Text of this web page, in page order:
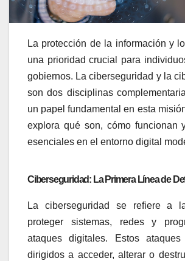
La protección de la información y
una prioridad crucial para
gobiernos. La ciberseguridad y la
son dos disciplinas
un papel fundamental en esta
explora qué son, cómo funcionan
esenciales en el entorno digital
Ciberseguridad: La Primera Línea de
La ciberseguridad se refiere a
proteger sistemas, redes y
ataques digitales. Estos
dirigidos a acceder, alterar o